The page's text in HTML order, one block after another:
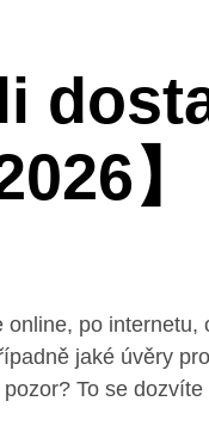
】
po
jaké úvěry
To se